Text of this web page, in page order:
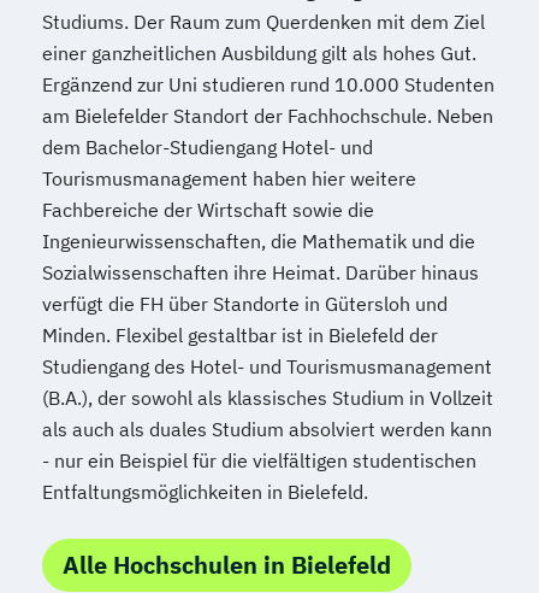
Studiums. Der Raum zum Querdenken mit dem Ziel
einer ganzheitlichen Ausbildung gilt als hohes Gut.
Ergänzend zur Uni studieren rund 10.000 Studenten
am Bielefelder Standort der Fachhochschule. Neben
dem Bachelor-Studiengang Hotel- und
Tourismusmanagement haben hier weitere
Fachbereiche der Wirtschaft sowie die
Ingenieurwissenschaften, die Mathematik und die
Sozialwissenschaften ihre Heimat. Darüber hinaus
verfügt die FH über Standorte in Gütersloh und
Minden. Flexibel gestaltbar ist in Bielefeld der
Studiengang des Hotel- und Tourismusmanagement
(B.A.), der sowohl als klassisches Studium in Vollzeit
als auch als duales Studium absolviert werden kann
- nur ein Beispiel für die vielfältigen studentischen
Entfaltungsmöglichkeiten in Bielefeld.
Alle Hochschulen in Bielefeld